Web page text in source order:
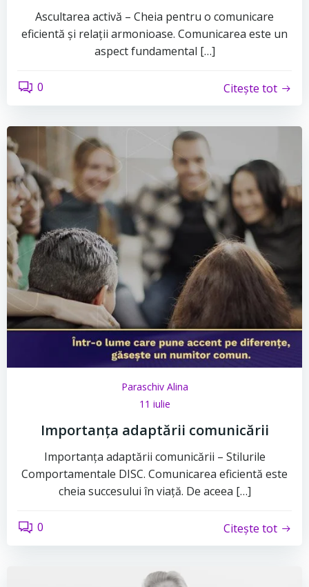
Ascultarea activă – Cheia pentru o comunicare
eficientă și relații armonioase. Comunicarea este un
aspect fundamental […]
0 Citește tot
Paraschiv Alina
11 iulie
Importanța adaptării comunicării
Importanța adaptării comunicării – Stilurile
Comportamentale DISC. Comunicarea eficientă este
cheia succesului în viață. De aceea […]
0 Citește tot